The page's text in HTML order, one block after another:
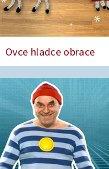
Ovce hladce obrace